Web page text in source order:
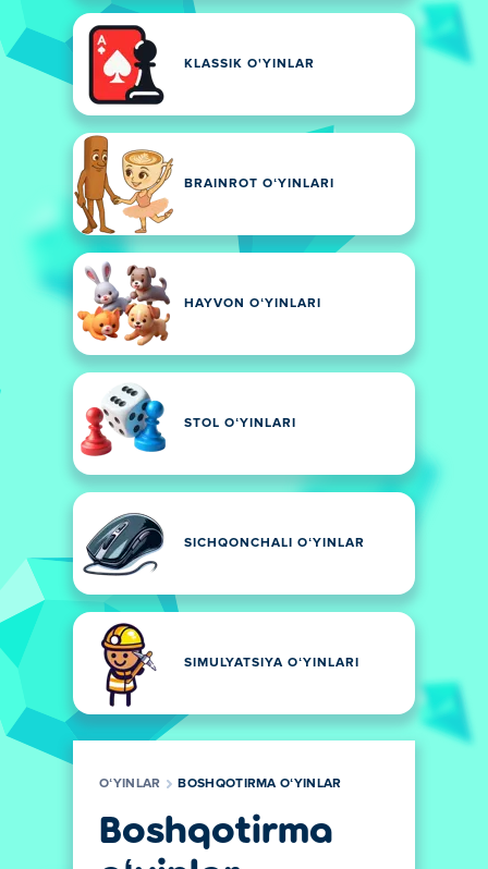
KLASSIK O'YINLAR
BRAINROT OʻYINLARI
HAYVON OʻYINLARI
STOL OʻYINLARI
SICHQONCHALI OʻYINLAR
SIMULYATSIYA OʻYINLARI
OʻYINLAR BOSHQOTIRMA OʻYINLAR
Boshqotirma